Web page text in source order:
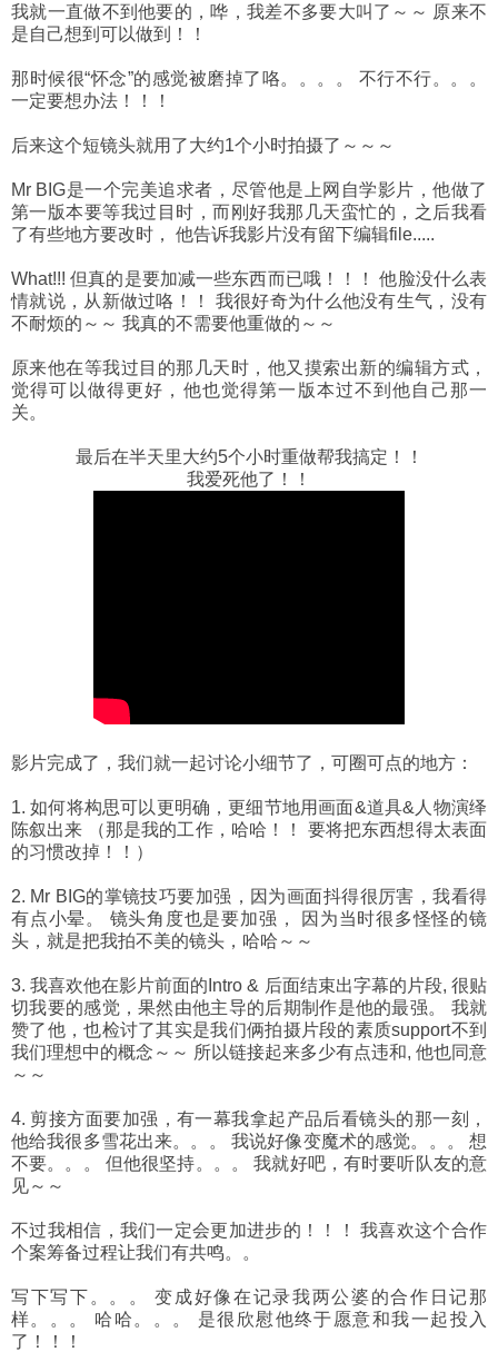
我就一直做不到他要的，哗，我差不多要大叫了～～ 原来不
是自己想到可以做到！！
那时候很“怀念”的感觉被磨掉了咯。。。。 不行不行。。。
一定要想办法！！！
后来这个短镜头就用了大约1个小时拍摄了～～～
Mr BIG是一个完美追求者，尽管他是上网自学影片，他做了
第一版本要等我过目时，而刚好我那几天蛮忙的，之后我看
了有些地方要改时， 他告诉我影片没有留下编辑file.....
What!!! 但真的是要加减一些东西而已哦！！！ 他脸没什么表
情就说，从新做过咯！！ 我很好奇为什么他没有生气，没有
不耐烦的～～ 我真的不需要他重做的～～
原来他在等我过目的那几天时，他又摸索出新的编辑方式，
觉得可以做得更好，他也觉得第一版本过不到他自己那一
关。
最后在半天里大约5个小时重做帮我搞定！！
我爱死他了！！
影片完成了，我们就一起讨论小细节了，可圈可点的地方：
1. 如何将构思可以更明确，更细节地用画面&道具&人物演绎
陈叙出来 （那是我的工作，哈哈！！ 要将把东西想得太表面
的习惯改掉！！）
2. Mr BIG的掌镜技巧要加强，因为画面抖得很厉害，我看得
有点小晕。 镜头角度也是要加强， 因为当时很多怪怪的镜
头，就是把我拍不美的镜头，哈哈～～
3. 我喜欢他在影片前面的Intro & 后面结束出字幕的片段, 很贴
切我要的感觉，果然由他主导的后期制作是他的最强。 我就
赞了他，也检讨了其实是我们俩拍摄片段的素质support不到
我们理想中的概念～～ 所以链接起来多少有点违和, 他也同意
～～
4. 剪接方面要加强，有一幕我拿起产品后看镜头的那一刻，
他给我很多雪花出来。。。 我说好像变魔术的感觉。。。 想
不要。。。 但他很坚持。。。 我就好吧，有时要听队友的意
见～～
不过我相信，我们一定会更加进步的！！！ 我喜欢这个合作
个案筹备过程让我们有共鸣。。
写下写下。。。 变成好像在记录我两公婆的合作日记那
样。。。 哈哈。。。 是很欣慰他终于愿意和我一起投入
了！！！